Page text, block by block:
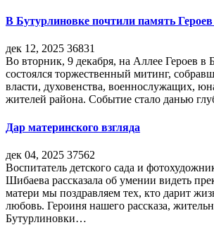
В Бутурлиновке почтили память Героев
дек 12, 2025 36831
Во вторник, 9 декабря, на Аллее Героев в
состоялся торжественный митинг,
власти, духовенства, военнослужащих,
жителей района. Событие стало данью
Дар материнского взгляда
дек 04, 2025 37562
Воспитатель детского сада и
Шибаева рассказала об умении видеть
матери мы поздравляем тех, кто дарит
любовь. Героиня нашего рассказа,
Бутурлиновки…